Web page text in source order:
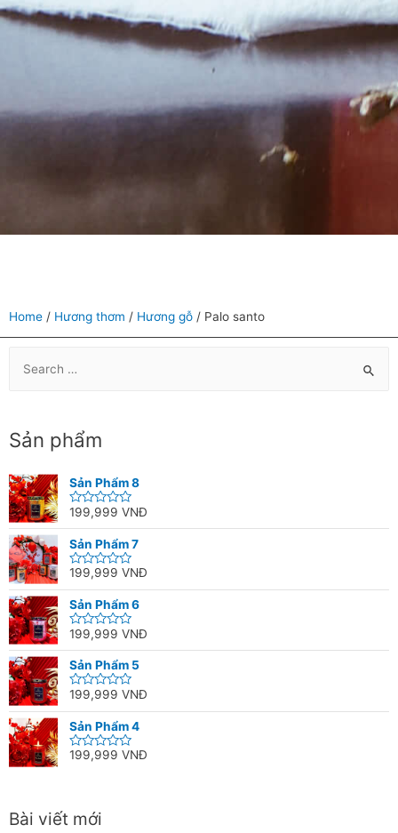
Home / Hương thơm / Hương gỗ / Palo santo
Sản phẩm
Sản Phẩm 8
Rated
0
out
of
5
199,999 VNĐ
Sản Phẩm 7
Rated
0
out
of
5
199,999 VNĐ
Sản Phẩm 6
Rated
0
out
of
5
199,999 VNĐ
Sản Phẩm 5
Rated
0
out
of
5
199,999 VNĐ
Sản Phẩm 4
Rated
199,999 VNĐ
Bài viết mới